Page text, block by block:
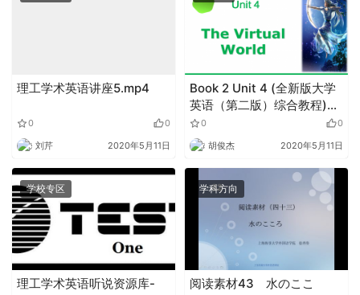
理工学术英语讲座5.mp4
0 0
刘芹 2020年5月11日
Book 2 Unit 4 (全新版大学
英语（第二版）综合教程)
1.zip
0 0
胡俊杰 2020年5月11日
学校专区
理工学术英语听说资源库-
学科方向
阅读素材43 水のここ